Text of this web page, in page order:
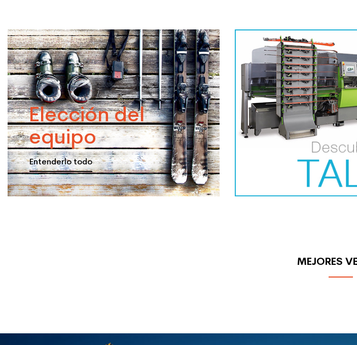
Elección del
equipo
Entenderlo todo
MEJORES